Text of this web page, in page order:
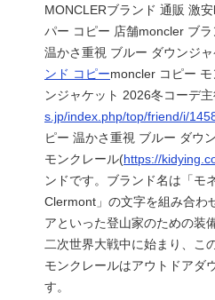
MONCLERブランド 通販 激
パー コピー 店舗moncler ブ
温かさ重視 ブルー ダウンジ
ンド コピーmoncler コピー
ンジャケット 2026冬コーデ
s.jp/index.php/top/friend/i/
ピー 温かさ重視 ブルー ダウ
モンクレール(https://
ンドです。ブランド名は「モ
Clermont」の文字を組み合わ
アといった登山家のための装
二次世界大戦中に始まり、こ
モンクレールはアウトドアダ
す。